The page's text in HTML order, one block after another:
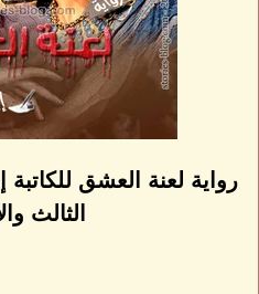
رواية لعنة العشق
الثالث